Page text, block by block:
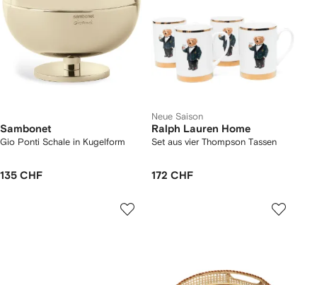
Sambonet
Gio Ponti Schale in Kugelform
135 CHF
Neue Saison
Ralph Lauren Home
Set aus vier Thompson Tassen
172 CHF